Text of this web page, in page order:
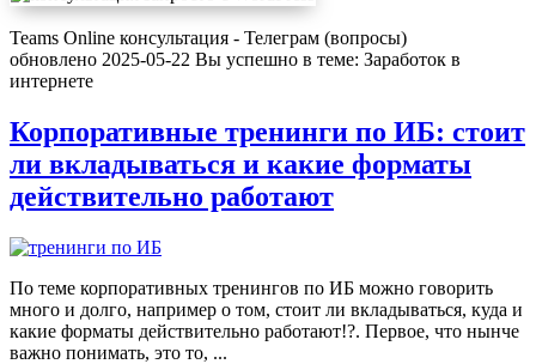
Teams Online консультация - Телеграм (вопросы)
обновлено 2025-05-22 Вы успешно в теме: Заработок в
интернете
Корпоративные тренинги по ИБ: стоит
ли вкладываться и какие форматы
действительно работают
По теме корпоративных тренингов по ИБ можно говорить
много и долго, например о том, стоит ли вкладываться, куда и
какие форматы действительно работают!?. Первое, что нынче
важно понимать, это то, ...